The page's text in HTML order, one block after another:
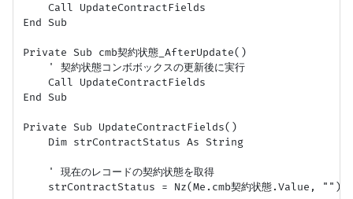
    Call UpdateContractFields
End Sub
Private Sub cmb契約状態_AfterUpdate()
    ' 契約状態コンボボックスの更新後に実行
    Call UpdateContractFields
End Sub
Private Sub UpdateContractFields()
    Dim strContractStatus As String
    ' 現在のレコードの契約状態を取得
    strContractStatus = Nz(Me.cmb契約状態.Value, "")